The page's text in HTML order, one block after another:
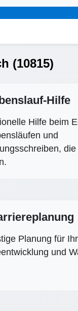
(10815)
Hilfe
Hilfe beim
und
die
Planung für
und